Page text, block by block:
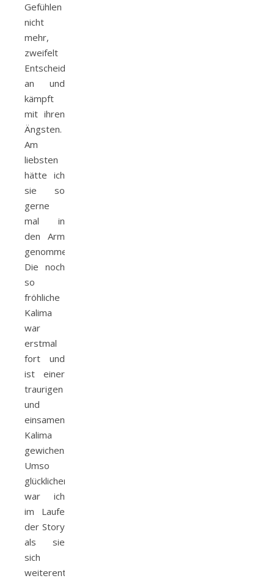
Gefühlen
nicht
mehr,
zweifelt
Entscheidungen
an und
kämpft
mit ihren
Ängsten.
Am
liebsten
hätte ich
sie so
gerne
mal in
den Arm
genommen.
Die noch
so
fröhliche
Kalima
war
erstmal
fort und
ist einer
traurigen
und
einsamen
Kalima
gewichen.
Umso
glücklicher
war ich
im Laufe
der Story
als sie
sich
weiterentwickelt